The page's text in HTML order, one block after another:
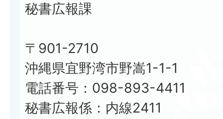
秘書広報課
〒901-2710
沖縄県宜野湾市野嵩1-1-1
電話番号：098-893-4411
秘書広報係：内線2411